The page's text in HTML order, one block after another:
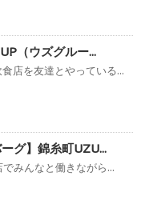
（ウズグルー...
店を友達とやっている...
グ】錦糸町UZU...
みんなと働きながら...